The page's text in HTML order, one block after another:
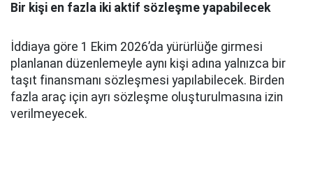
Bir kişi en fazla iki aktif sözleşme yapabilecek
İddiaya göre 1 Ekim 2026’da yürürlüğe girmesi
planlanan düzenlemeyle aynı kişi adına yalnızca bir
taşıt finansmanı sözleşmesi yapılabilecek. Birden
fazla araç için ayrı sözleşme oluşturulmasına izin
verilmeyecek.